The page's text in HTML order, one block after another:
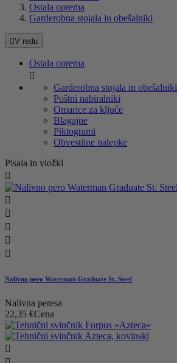
Ostala oprema
Garderobna stojala in obešalniki
V redu
Ostala oprema

Garderobna stojala in obešalniki
Poštni nabiralniki
Omarice za ključe
Blagajne
Piktogrami
Obvestilne nalepke
Pisala in vložki






Nalivno pero Waterman Graduate St. Steel
Nalivna peresa
22,35 €Cena
